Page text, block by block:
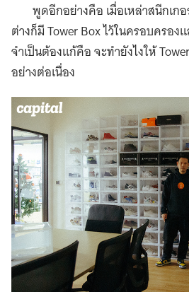
พูดอีกอย่างคือ เมื่อเหล่าสนีกเก
ต่างก็มี Tower Box ไว้ในครอบครอ
จำเป็นต้องแก้คือ จะทำยังไงให้
อย่างต่อเนื่อง